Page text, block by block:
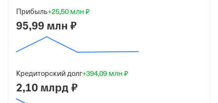
7703428900
ОГРН
1177746593276
от 16 июня 2017
Прибыль+25,50 млн ₽
95,99 млн ₽
Кредиторский долг+394,09 млн ₽
2,10 млрд ₽